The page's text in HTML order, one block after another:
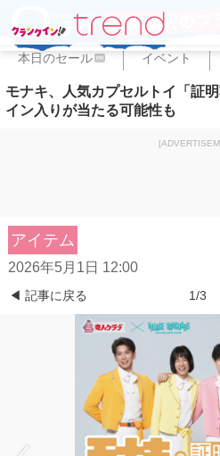
本日のセール PR イベント
モナキ、人気カプセルトイ「証
イン入りが当たる可能性も
アイテム
2026年5月1日 12:00
◀ 記事に戻る 1/3